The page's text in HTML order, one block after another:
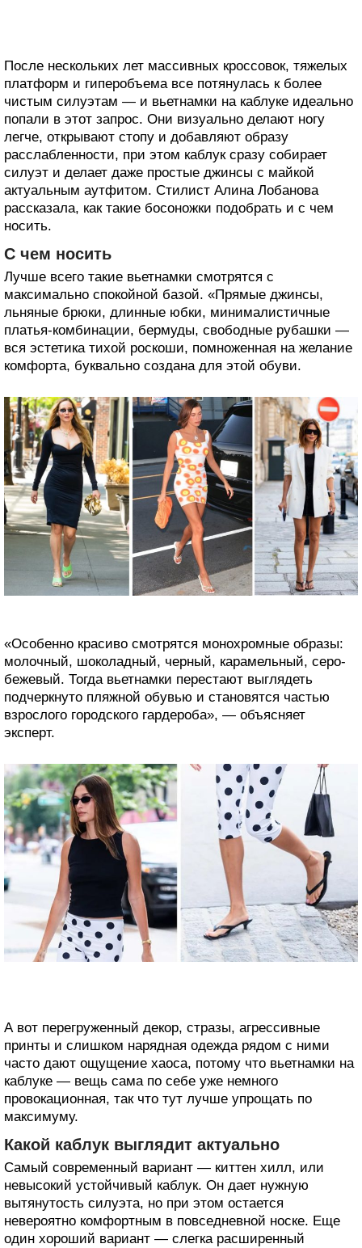
После нескольких лет массивных кроссовок, тяжелых
платформ и гиперобъема все потянулась к более
чистым силуэтам — и вьетнамки на каблуке идеально
попали в этот запрос. Они визуально делают ногу
легче, открывают стопу и добавляют образу
расслабленности, при этом каблук сразу собирает
силуэт и делает даже простые джинсы с майкой
актуальным аутфитом. Стилист Алина Лобанова
рассказала, как такие босоножки подобрать и с чем
носить.
С чем носить
Лучше всего такие вьетнамки смотрятся с
максимально спокойной базой. «Прямые джинсы,
льняные брюки, длинные юбки, минималистичные
платья-комбинации, бермуды, свободные рубашки —
вся эстетика тихой роскоши, помноженная на желание
комфорта, буквально создана для этой обуви.
«Особенно красиво смотрятся монохромные образы:
молочный, шоколадный, черный, карамельный, серо-
бежевый. Тогда вьетнамки перестают выглядеть
подчеркнуто пляжной обувью и становятся частью
взрослого городского гардероба», — объясняет
эксперт.
А вот перегруженный декор, стразы, агрессивные
принты и слишком нарядная одежда рядом с ними
часто дают ощущение хаоса, потому что вьетнамки на
каблуке — вещь сама по себе уже немного
провокационная, так что тут лучше упрощать по
максимуму.
Какой каблук выглядит актуально
Самый современный вариант — киттен хилл, или
невысокий устойчивый каблук. Он дает нужную
вытянутость силуэта, но при этом остается
невероятно комфортным в повседневной носке. Еще
один хороший вариант — слегка расширенный